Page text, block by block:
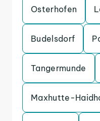
Osterhofen
Budelsdorf
Tangermunde
Maxhutte-